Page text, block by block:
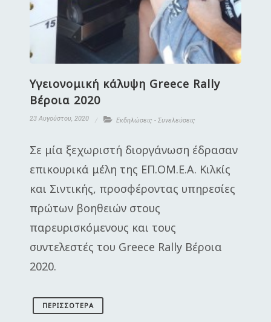
Υγειονομική κάλυψη Greece Rally
Βέροια 2020
23 Αυγούστου, 2020 Εκδηλώσεις - Συνελεύσεις
Σε μία ξεχωριστή διοργάνωση έδρασαν
επικουρικά μέλη της ΕΠ.ΟΜ.Ε.Α. Κιλκίς
και Σιντικής, προσφέροντας υπηρεσίες
πρώτων βοηθειών στους
παρευρισκόμενους και τους
συντελεστές του Greece Rally Βέροια
2020.
ΠΕΡΙΣΣΌΤΕΡΑ